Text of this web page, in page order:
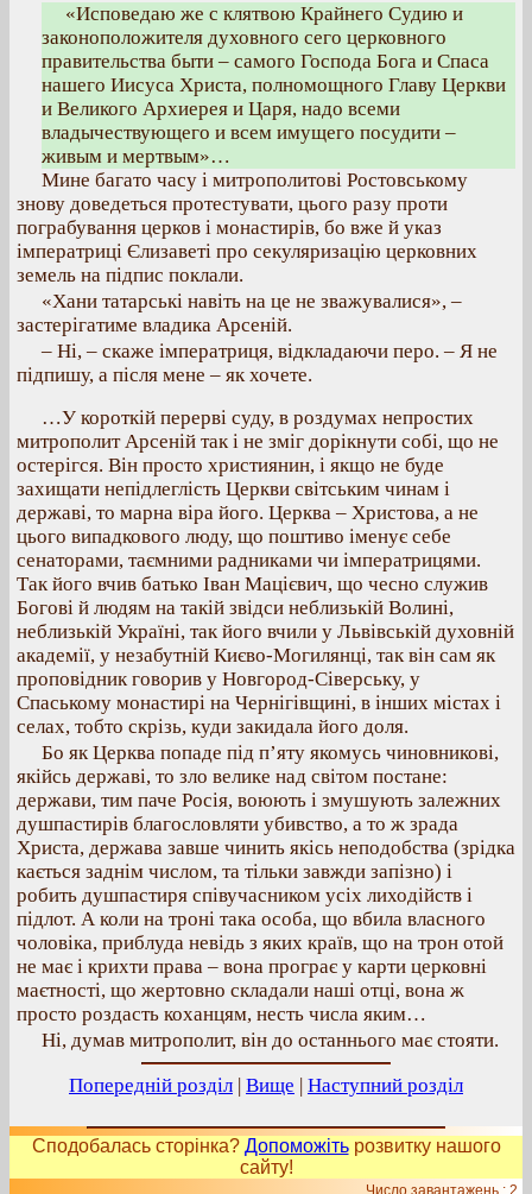
«Исповедаю же с клятвою Крайнего Судию и
законоположителя духовного сего церковного
правительства быти – самого Господа Бога и Спаса
нашего Иисуса Христа, полномощного Главу Церкви
и Великого Архиерея и Царя, надо всеми
владычествующего и всем имущего посудити –
живым и мертвым»…
Мине багато часу і митрополитові Ростовському
знову доведеться протестувати, цього разу проти
пограбування церков і монастирів, бо вже й указ
імператриці Єлизаветі про секуляризацію церковних
земель на підпис поклали.
«Хани татарські навіть на це не зважувалися», –
застерігатиме владика Арсеній.
– Ні, – скаже імператриця, відкладаючи перо. – Я не
підпишу, а після мене – як хочете.
…У короткій перерві суду, в роздумах непростих
митрополит Арсеній так і не зміг дорікнути собі, що не
остерігся. Він просто християнин, і якщо не буде
захищати непідлеглість Церкви світським чинам і
державі, то марна віра його. Церква – Христова, а не
цього випадкового люду, що поштиво іменує себе
сенаторами, таємними радниками чи імператрицями.
Так його вчив батько Іван Мацієвич, що чесно служив
Богові й людям на такій звідси неблизькій Волині,
неблизькій Україні, так його вчили у Львівській духовній
академії, у незабутній Києво-Могилянці, так він сам як
проповідник говорив у Новгород-Сіверську, у
Спаському монастирі на Чернігівщині, в інших містах і
селах, тобто скрізь, куди закидала його доля.
Бо як Церква попаде під п’яту якомусь чиновникові,
якійсь державі, то зло велике над світом постане:
держави, тим паче Росія, воюють і змушують залежних
душпастирів благословляти убивство, а то ж зрада
Христа, держава завше чинить якісь неподобства (зрідка
кається заднім числом, та тільки завжди запізно) і
робить душпастиря співучасником усіх лиходійств і
підлот. А коли на троні така особа, що вбила власного
чоловіка, приблуда невідь з яких країв, що на трон отой
не має і крихти права – вона програє у карти церковні
маєтності, що жертовно складали наші отці, вона ж
просто роздасть коханцям, несть числа яким…
Ні, думав митрополит, він до останнього має стояти.
Попередній розділ | Вище | Наступний розділ
Сподобалась сторінка? Допоможітьрозвитку нашого
сайту!
Число завантажень : 2